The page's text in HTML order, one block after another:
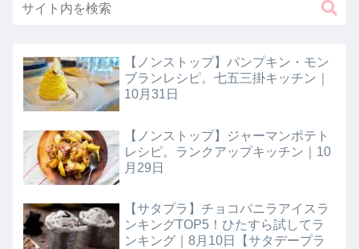
【ノンストップ】パンプキン・モン
ブランレシピ。七五三掛キッチン｜
10月31日
【ノンストップ】ジャーマンポテト
レシピ。ランクアップキッチン｜10
月29日
【サタプラ】チョコバニラアイスラ
ンキングTOP5！ひたすら試してラ
ンキング｜8月10日【サタデープラ